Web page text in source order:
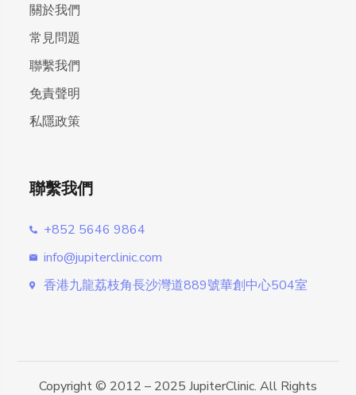
關於我們
常見問題
聯繫我們
免責聲明
私隱政策
聯繫我們
+852 5646 9864
info@jupiterclinic.com
香港九龍荔枝角長沙灣道889號華創中心504室
Copyright © 2012 – 2025 JupiterClinic. All Rights